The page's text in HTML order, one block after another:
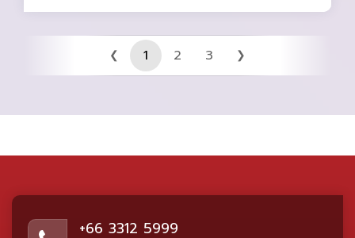
❮ 1 2 3 ❯
+66 3312 5999